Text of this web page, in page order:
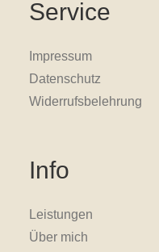
Service
Impressum
Datenschutz
Widerrufsbelehrung
Info
Leistungen
Über mich